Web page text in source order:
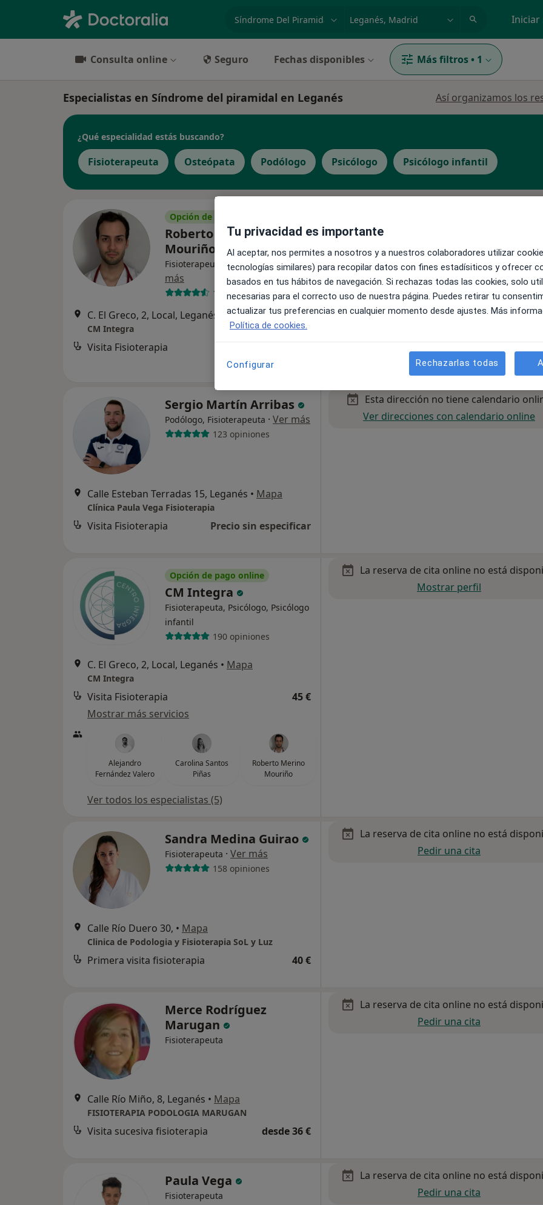
especialidad, enfermedad o nombre
p. ej. Madrid Iniciar
Consulta online Seguro Fechas disponibles Más filtros • 1
Especialistas en Síndrome del piramidal en Leganés Así organizamos los
¿Qué especialidad estás buscando?
Fisioterapeuta Osteópata Podólogo Psicólogo Psicólogo infantil
Opción de pago online
Roberto Merino
Mouriño
Fisioterapeuta, Osteópata·Ver
más
12 opiniones
C. El Greco, 2, Local, Leganés Mapa
CM Integra
Visita Fisioterapia
Sergio Martín Arribas
Podólogo, Fisioterapeuta · Ver más
123 opiniones
Calle Esteban Terradas 15, Leganés • Mapa
Clínica Paula Vega Fisioterapia
Visita Fisioterapia Precio sin especificar
Esta dirección no tiene calendario
Ver direcciones con calendario online
Opción de pago online
CM Integra
Fisioterapeuta, Psicólogo, Psicólogo
infantil
190 opiniones
C. El Greco, 2, Local, Leganés • Mapa
CM Integra
Visita Fisioterapia
45 €
Mostrar más servicios
Alejandro
Fernández Valero
Carolina Santos
Piñas
Roberto Merino
Mouriño
Ver todos los especialistas (5)
La reserva de cita online no está
Mostrar perfil
Sandra Medina Guirao
Fisioterapeuta · Ver más
158 opiniones
Calle Río Duero 30, • Mapa
Clinica de Podologia y Fisioterapia SoL y Luz
Primera visita fisioterapia 40 €
La reserva de cita online no está
Pedir una cita
Merce Rodríguez
Marugan
Fisioterapeuta
Calle Río Miño, 8, Leganés • Mapa
FISIOTERAPIA PODOLOGIA MARUGAN
Visita sucesiva fisioterapia desde 36 €
La reserva de cita online no está
Pedir una cita
Paula Vega
Fisioterapeuta
La reserva de cita online no está
Pedir una cita
Tu privacidad es importante
Al aceptar, nos permites a nosotros y a nuestros colaboradores utilizar
tecnologías similares) para recopilar datos con fines estadísiticos y ofrecer
basados en tus hábitos de navegación. Si rechazas todas las cookies, solo
necesarias para el correcto uso de nuestra página. Puedes retirar tu
actualizar tus preferencias en cualquier momento desde ajustes. Más
Política de cookies.
Configurar Rechazarlas todas